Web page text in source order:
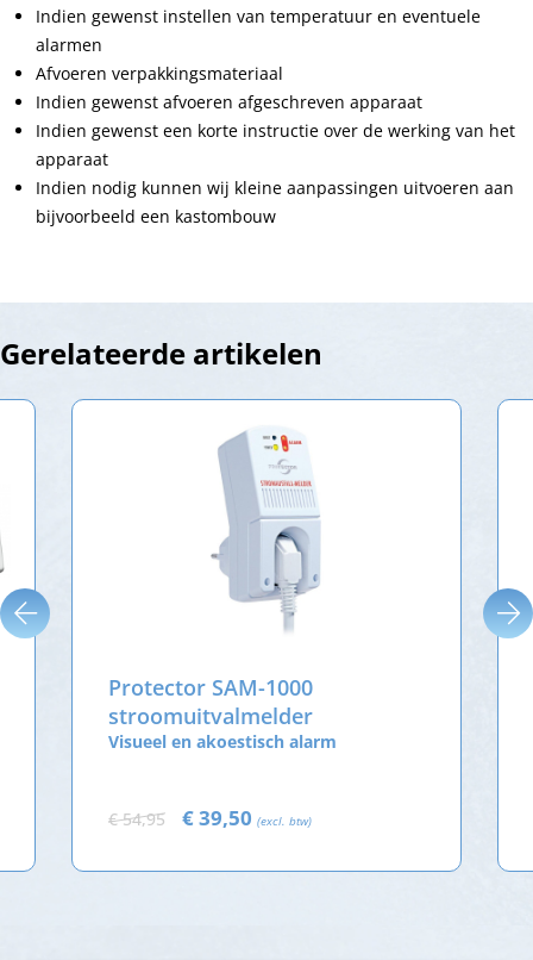
Indien gewenst instellen van temperatuur en eventuele
alarmen
Afvoeren verpakkingsmateriaal
Indien gewenst afvoeren afgeschreven apparaat
Indien gewenst een korte instructie over de werking van het
apparaat
Indien nodig kunnen wij kleine aanpassingen uitvoeren aan
bijvoorbeeld een kastombouw
Gerelateerde artikelen
Protector SAM-1000
stroomuitvalmelder
Visueel en akoestisch alarm
€ 54,95 € 39,50 (excl. btw)